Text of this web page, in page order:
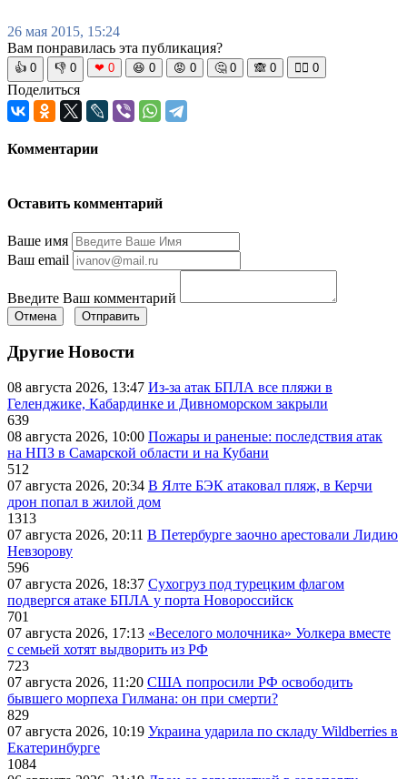
26 мая 2015, 15:24
Вам понравилась эта публикация?
👍 0 👎 0 ❤ 0 😆 0 😡 0 🤔 0 🙈 0 🧘‍♀️ 0
Поделиться
Комментарии
Оставить комментарий
Ваше имя
Ваш email
Введите Ваш комментарий
Отмена Отправить
Другие Новости
08 августа 2026, 13:47 Из-за атак БПЛА все пляжи в
Геленджике, Кабардинке и Дивноморском закрыли
639
08 августа 2026, 10:00 Пожары и раненые: последствия атак
на НПЗ в Самарской области и на Кубани
512
07 августа 2026, 20:34 В Ялте БЭК атаковал пляж, в Керчи
дрон попал в жилой дом
1313
07 августа 2026, 20:11 В Петербурге заочно арестовали Лидию
Невзорову
596
07 августа 2026, 18:37 Сухогруз под турецким флагом
подвергся атаке БПЛА у порта Новороссийск
701
07 августа 2026, 17:13 «Веселого молочника» Уолкера вместе
с семьей хотят выдворить из РФ
723
07 августа 2026, 11:20 США попросили РФ освободить
бывшего морпеха Гилмана: он при смерти?
829
07 августа 2026, 10:19 Украина ударила по складу Wildberries в
Екатеринбурге
1084